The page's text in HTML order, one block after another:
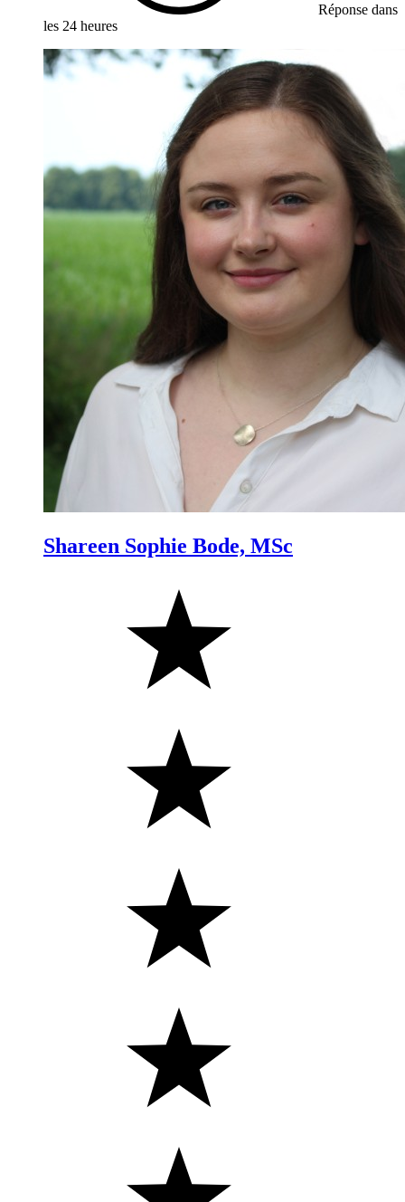
Réponse dans
les 24 heures
Shareen Sophie Bode, MSc